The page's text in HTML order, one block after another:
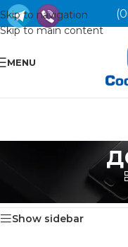
Skip to navigation
Skip to main content
MENU
Товар Площа
Show sidebar